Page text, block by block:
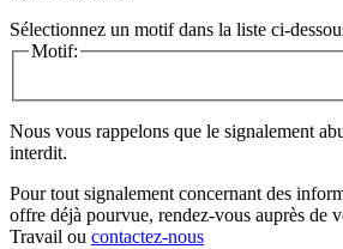
Sélectionnez un motif dans la liste ci-
Motif:
Nous vous rappelons que le signalement
interdit.
Pour tout signalement concernant des
offre déjà pourvue, rendez-vous auprès de
Travail ou contactez-nous